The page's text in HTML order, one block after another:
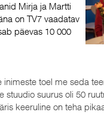
Mirja ja Martti
on TV7 vaadatav
päevas 10 000
toel me seda
suurus oli 50
keeruline on teha